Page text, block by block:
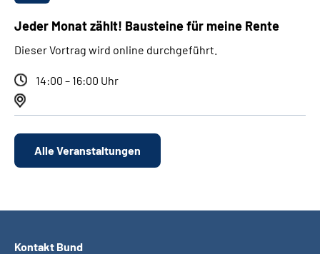
Jeder Monat zählt! Bausteine für meine Rente
Dieser Vortrag wird online durchgeführt.
14:00 – 16:00 Uhr
Alle Veranstaltungen
Kontakt Bund